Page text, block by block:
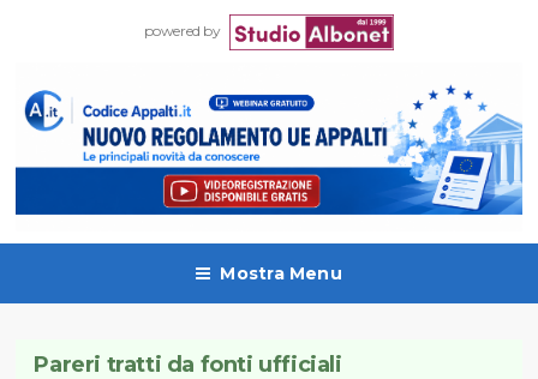
powered by
Mostra Menu
Pareri tratti da fonti ufficiali